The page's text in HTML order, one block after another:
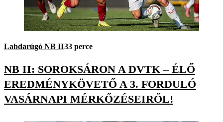
Labdarúgó NB II33 perce
NB II: SOROKSÁRON A DVTK – ÉLŐ
EREDMÉNYKÖVETŐ A 3. FORDULÓ
VASÁRNAPI MÉRKŐZÉSEIRŐL!